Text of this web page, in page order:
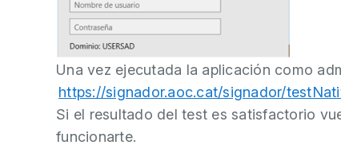
Una vez ejecutada la aplicación como
https://signador.aoc.cat/signador/
Si el resultado del test es satisfactorio
funcionarte.